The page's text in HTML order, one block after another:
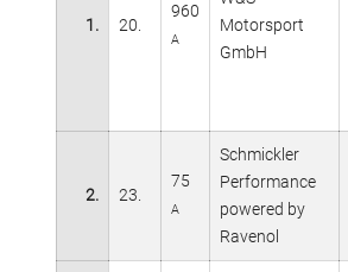
1. 20.
960
A
Motorsport
GmbH
2. 23.
75
A
Schmickler
Performance
powered by
Ravenol